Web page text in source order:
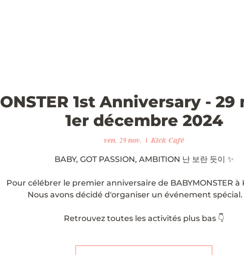
1st Anniversary -
1er décembre 2024
ven. 29 nov.
  |
Kick Café
BABY, GOT PASSION, AMBITION 난 보란 듯이 ✨
Pour célébrer le premier anniversaire de BABYMONSTER à
Nous avons décidé d'organiser un événement spécial.
Retrouvez toutes les activités plus bas 👇